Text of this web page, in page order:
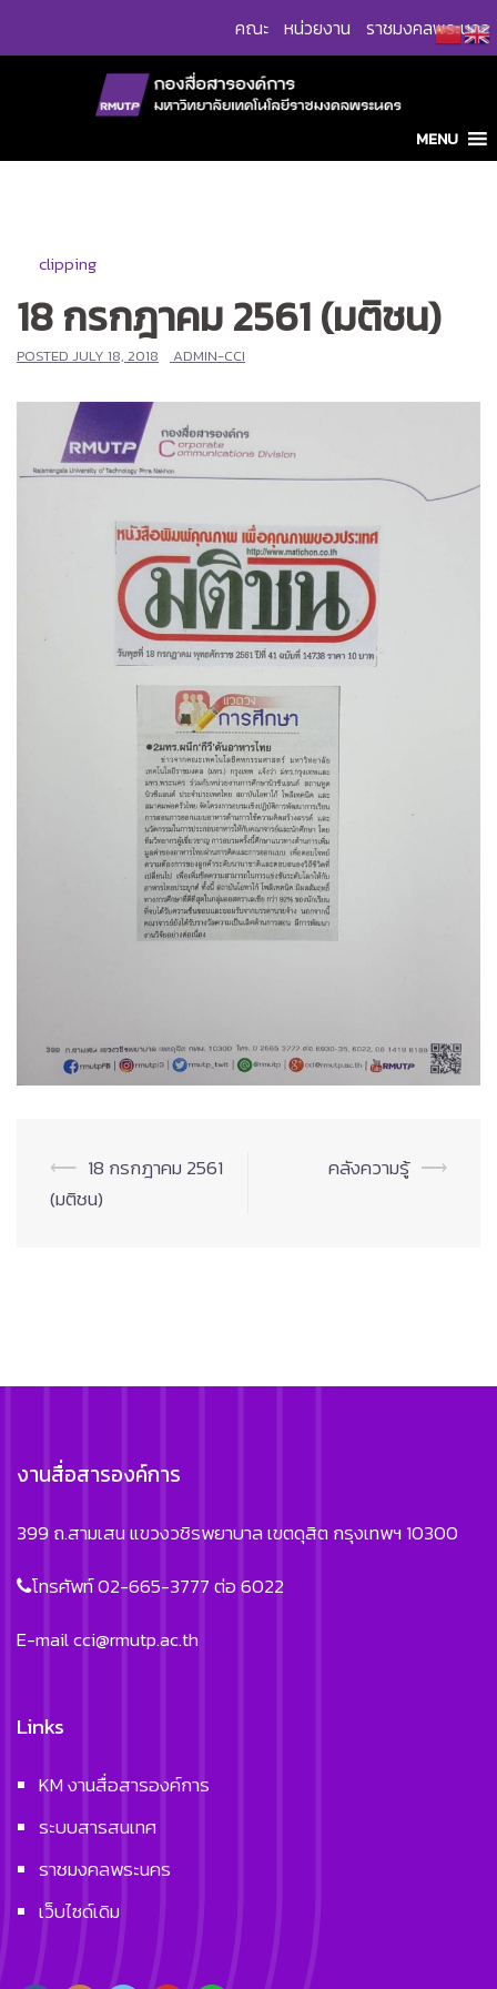
คณะ หน่วยงาน ราชมงคลพระนคร
MENU
clipping
18 กรกฎาคม 2561 (มติชน)
POSTED JULY 18, 2018 ADMIN-CCI
Post
navigation
⟵ 18 กรกฎาคม 2561
(มติชน)
คลังความรู้ ⟶
งานสื่อสารองค์การ
399 ถ.สามเสน แขวงวชิรพยาบาล เขตดุสิต กรุงเทพฯ 10300
โทรศัพท์ 02-665-3777 ต่อ 6022
E-mailcci@rmutp.ac.th
Links
KM งานสื่อสารองค์การ
ระบบสารสนเทศ
ราชมงคลพระนคร
เว็บไซด์เดิม